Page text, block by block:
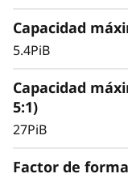
Capacidad
5.4PiB
Capacidad
5:1)
27PiB
Factor de